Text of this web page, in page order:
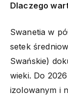
Dlaczego
Swanetia w
setek
Swańskie)
wieki. Do
izolowanym i